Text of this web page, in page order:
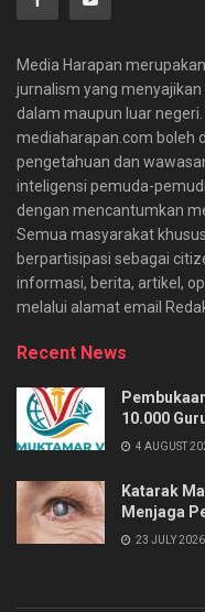
Media Harapan
jurnalism yang
dalam maupun luar
mediaharapan.com boleh
pengetahuan dan
inteligensi pemuda-
dengan mencantumkan
Semua masyarakat
berpartisipasi sebagai
informasi, berita, artikel,
melalui alamat email
Recent News
10.000
4 AUGUST
Katarak
Menjaga
23 JULY